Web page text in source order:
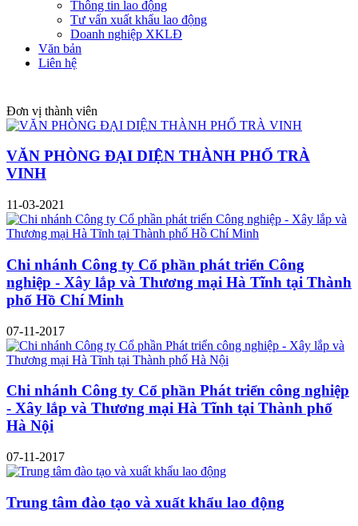
Thông tin lao động
Tư vấn xuất khẩu lao động
Doanh nghiệp XKLĐ
Văn bản
Liên hệ
Đơn vị thành viên
VĂN PHÒNG ĐẠI DIỆN THÀNH PHỐ TRÀ
VINH
11-03-2021
Chi nhánh Công ty Cổ phần phát triển Công
nghiệp - Xây lắp và Thương mại Hà Tĩnh tại Thành
phố Hồ Chí Minh
07-11-2017
Chi nhánh Công ty Cổ phần Phát triển công nghiệp
- Xây lắp và Thương mại Hà Tĩnh tại Thành phố
Hà Nội
07-11-2017
Trung tâm đào tạo và xuất khẩu lao động